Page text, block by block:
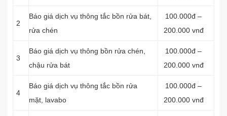
2
Báo giá dịch vụ thông tắc bồn rửa bát,
rửa chén
100.000đ –
200.000 vnđ
3
Báo giá dịch vụ thông bồn rửa chén,
chậu rửa bát
100.000đ –
200.000 vnđ
4
Báo giá dịch vụ thông tắc bồn rửa
mặt, lavabo
100.000đ –
200.000 vnđ